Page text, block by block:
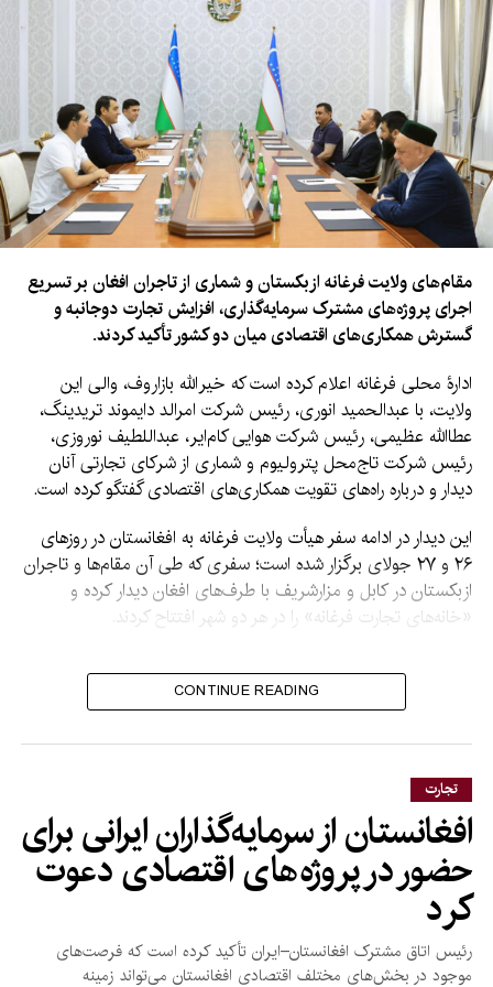
مقام‌های ولایت فرغانه ازبکستان و شماری از تاجران افغان بر تسریع
اجرای پروژه‌های مشترک سرمایه‌گذاری، افزایش تجارت دوجانبه و
گسترش همکاری‌های اقتصادی میان دو کشور تأکید کردند.
ادارۀ محلی فرغانه اعلام کرده است که خیرالله بازاروف، والی این
ولایت، با عبدالحمید انوری، رئیس شرکت امرالد دایموند تریدینگ،
عطاالله عظیمی، رئیس شرکت هوایی کام‌ایر، عبداللطیف نوروزی،
رئیس شرکت تاج‌محل پترولیوم و شماری از شرکای تجارتی آنان
دیدار و درباره راه‌های تقویت همکاری‌های اقتصادی گفتگو کرده است.
این دیدار در ادامه سفر هیأت ولایت فرغانه به افغانستان در روزهای
۲۶ و ۲۷ جولای برگزار شده است؛ سفری که طی آن مقام‌ها و تاجران
ازبکستان در کابل و مزارشریف با طرف‌های افغان دیدار کرده و
«خانه‌های تجارت فرغانه» را در هر دو شهر افتتاح کردند.
بر اساس اعلامیه اداره محلی
فرغانه، دو طرف توافق کرده‌اند
که اجرای پروژه‌های مشترک
سرمایه‌گذاری را تسریع کرده،
حجم تجارت دوجانبه را
افزایش دهند و همکاری‌های
اقتصادی را به سطح تازه‌ای ارتقا
بخشند.
CONTINUE READING
تجارت
افغانستان از سرمایه‌گذاران ایرانی برای
حضور در پروژه‌های اقتصادی دعوت
کرد
رئیس اتاق مشترک افغانستان–ایران تأکید کرده است که فرصت‌های
موجود در بخش‌های مختلف اقتصادی افغانستان می‌تواند زمینه